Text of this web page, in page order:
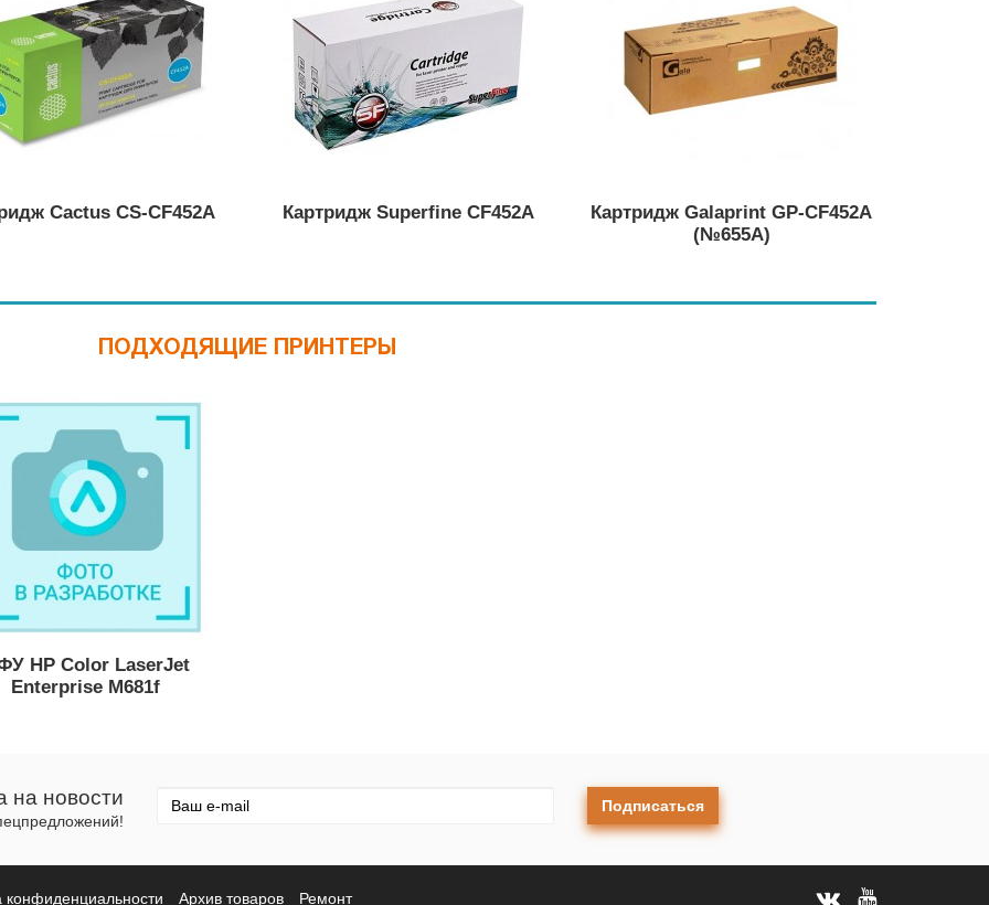
Cactus CS-CF452A Картридж Superfine CF452A
Картридж Galaprint GP-CF452A
(№655A)
ПОДХОДЯЩИЕ ПРИНТЕРЫ
HP Color LaserJet
Enterprise M681f
на новости Подписаться
конфиденциальности Архив товаров Ремонт